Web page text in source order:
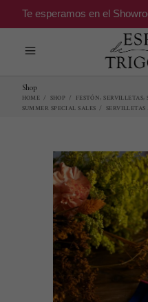
Te esperamos en el
Shop
HOME / SHOP / FESTÓN,SERVILLETAS,
SUMMER SPECIAL SALES /